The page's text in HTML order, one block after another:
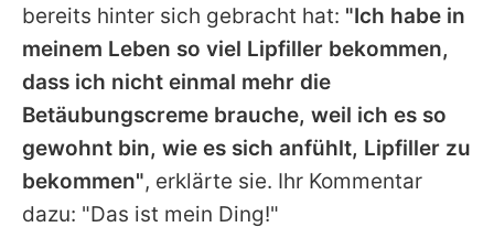
Nutzungsbedingungen
Utiq verwalten
bereits hinter sich gebracht hat: "Ich habe in
meinem Leben so viel Lipfiller bekommen,
dass ich nicht einmal mehr die
Betäubungscreme brauche, weil ich es so
gewohnt bin, wie es sich anfühlt, Lipfiller zu
bekommen", erklärte sie. Ihr Kommentar
dazu: "Das ist mein Ding!"